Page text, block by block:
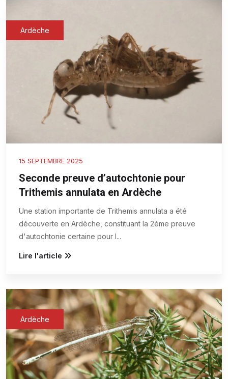
Ardèche
15 SEPTEMBRE 2025
Seconde preuve d’autochtonie pour
Trithemis annulata en Ardèche
Une station importante de Trithemis annulata a été
découverte en Ardèche, constituant la 2ème preuve
d'autochtonie certaine pour l...
Lire l'article
Ardèche